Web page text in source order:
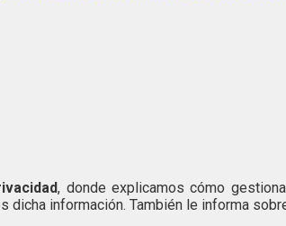
, donde explicamos cómo
dicha información. También le informa